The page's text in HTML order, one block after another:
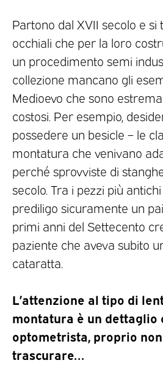
Partono dal XVII secolo e si
occhiali che per la loro
un procedimento semi
collezione mancano gli
Medioevo che sono
costosi. Per esempio,
possedere un besicle – le
montatura che venivano
perché sprovviste di
secolo. Tra i pezzi più
prediligo sicuramente un
primi anni del Settecento
paziente che aveva subito
cataratta.
L’attenzione al tipo di
montatura è un dettaglio
optometrista, proprio
trascurare…